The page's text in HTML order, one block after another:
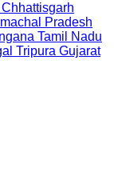
Chhattisgarh
Pradesh
Tamil Nadu
Tripura Gujarat